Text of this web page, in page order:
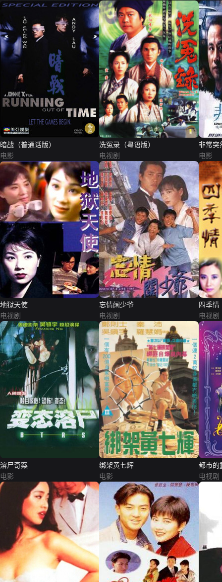
暗战（普通话版）
电影
洗冤录（粤语版）
电视剧
非常突
电影
地狱天使
电视剧
忘情阔少爷
电视剧
四季情
电视剧
溶尸奇案
电影
绑架黄七辉
电影
都市的
电视剧